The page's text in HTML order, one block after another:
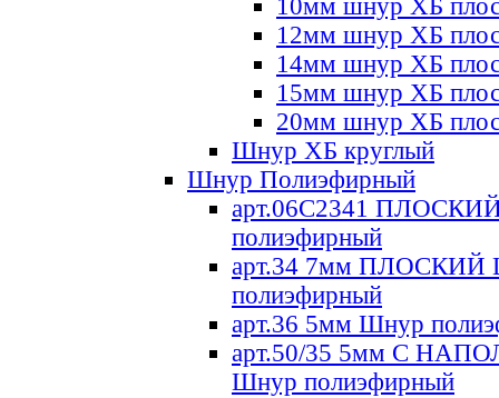
10мм шнур ХБ
12мм шнур ХБ
14мм шнур ХБ
15мм шнур ХБ
20мм шнур ХБ
Шнур ХБ круглый
Шнур Полиэфирный
арт.06С2341
полиэфирный
арт.34 7мм ПЛОСКИЙ
полиэфирный
арт.36 5мм Шнур
арт.50/35 5мм С
Шнур полиэфирный